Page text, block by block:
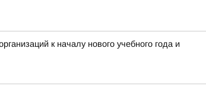
к началу нового учебного года и